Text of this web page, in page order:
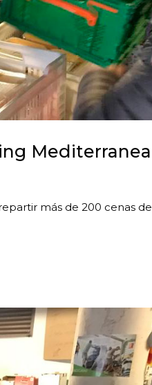
Mediterranea
más de 200 cenas de